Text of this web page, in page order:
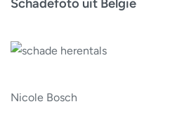
Schadefoto uit België
Nicole Bosch